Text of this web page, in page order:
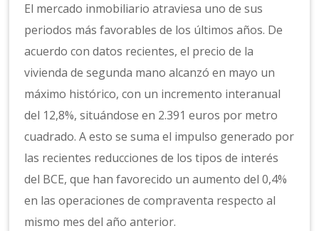
El mercado inmobiliario atraviesa uno de sus
periodos más favorables de los últimos años. De
acuerdo con datos recientes, el precio de la
vivienda de segunda mano alcanzó en mayo un
máximo histórico, con un incremento interanual
del 12,8%, situándose en 2.391 euros por metro
cuadrado. A esto se suma el impulso generado por
las recientes reducciones de los tipos de interés
del BCE, que han favorecido un aumento del 0,4%
en las operaciones de compraventa respecto al
mismo mes del año anterior.